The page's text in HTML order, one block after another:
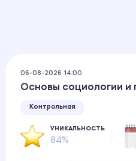
06-08-2026 14:00
Основы социологии и
Контрольная
УНИКАЛЬНОСТЬ
84%